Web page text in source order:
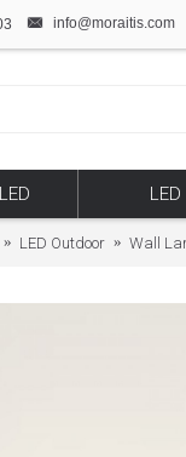
info@moraitis.com
LED Outdoor Wall